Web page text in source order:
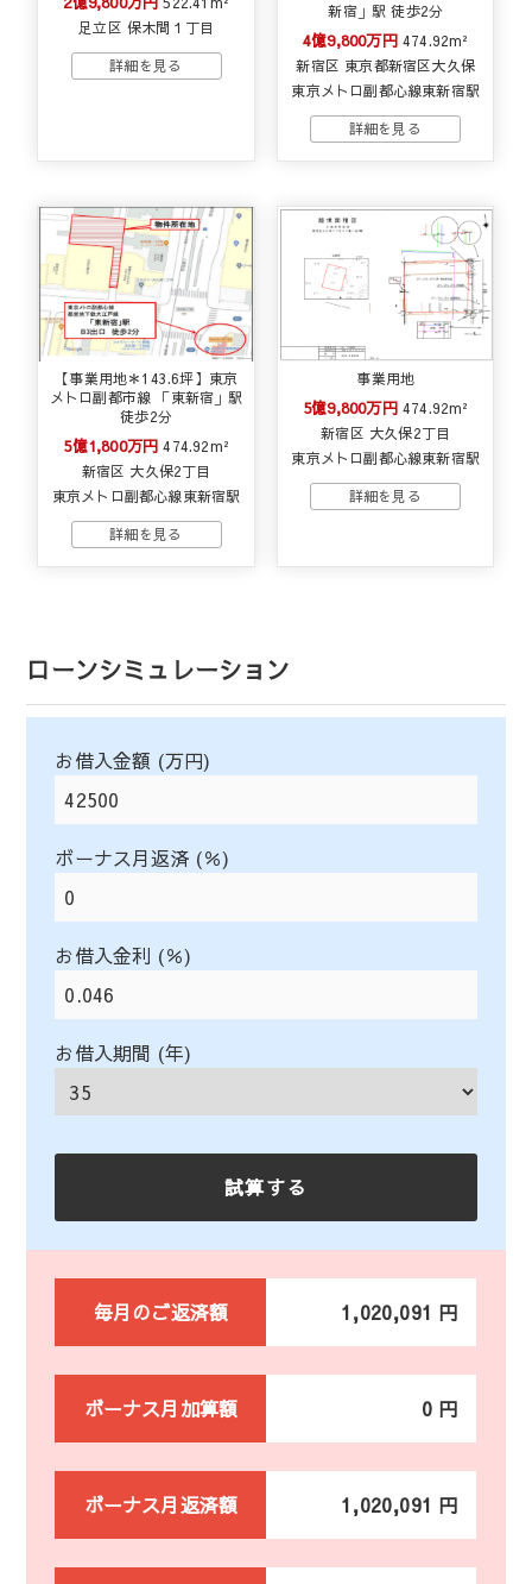
足立区 保木間１丁目
新宿」駅 徒歩2分
4億9,800万円 474.92m²
新宿区 東京都新宿区大久保
東京メトロ副都心線東新宿駅
【事業用地＊143.6坪】東京
メトロ副都市線 「東新宿」駅
徒歩2分
5億1,800万円474.92m²
新宿区 大久保2丁目
東京メトロ副都心線東新宿駅
事業用地
5億9,800万円 474.92m²
新宿区 大久保2丁目
東京メトロ副都心線東新宿駅
ローンシミュレーション
お借入金額 (万円)
ボーナス月返済 (％)
お借入金利 (％)
お借入期間 (年)
毎月のご返済額 1,020,091 円
ボーナス月加算額 0 円
ボーナス月返済額 1,020,091 円